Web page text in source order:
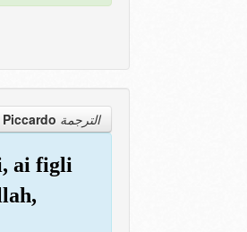
الترجمة Translation
ai figli